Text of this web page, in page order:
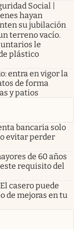
Social |
hayan
su jubilación
terreno vacío.
le
plástico
entra en vigor la
de forma
y patios
bancaria solo
evitar perder
de 60 años
requisito del
casero puede
de mejoras en tu